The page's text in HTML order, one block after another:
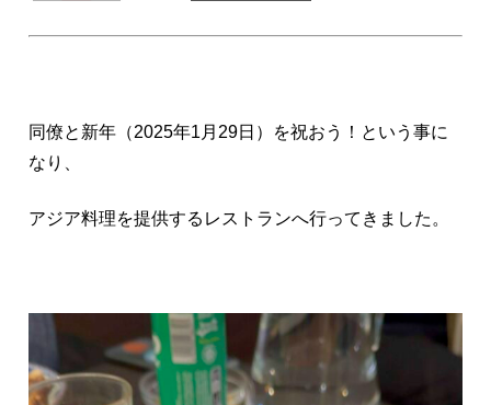
同僚と新年（2025年1月29日）を祝おう！という事に
なり、
アジア料理を提供するレストランへ行ってきました。